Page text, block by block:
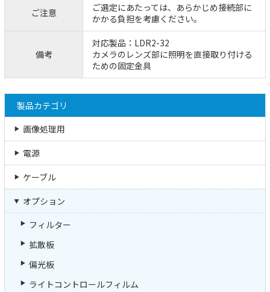
ご注意
ご選定にあたっては、あらかじめ接続部に
かかる負担を考慮ください。
備考
対応製品：LDR2-32
カメラのレンズ部に照明を直接取り付ける
ための固定金具
製品カテゴリ
画像処理用
電源
ケーブル
オプション
フィルター
拡散板
偏光板
ライトコントロールフィルム